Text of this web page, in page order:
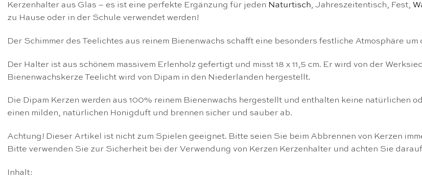
Kerzenhalter aus Glas – es ist eine perfekte Ergänzung für jeden Naturtisch, Jahreszeitentisch, Fest,
zu Hause oder in der Schule verwendet werden!
Der Schimmer des Teelichtes aus reinem Bienenwachs schafft eine besonders festliche Atmosphäre
Der Halter ist aus schönem massivem Erlenholz gefertigt und misst 18 x 11,5 cm. Er wird von der
Bienenwachskerze Teelicht wird von Dipam in den Niederlanden hergestellt.
Die Dipam Kerzen werden aus 100% reinem Bienenwachs hergestellt und enthalten keine natürlichen
einen milden, natürlichen Honigduft und brennen sicher und sauber ab.
Achtung! Dieser Artikel ist nicht zum Spielen geeignet. Bitte seien Sie beim Abbrennen von Kerzen
Bitte verwenden Sie zur Sicherheit bei der Verwendung von Kerzen Kerzenhalter und achten Sie
Inhalt: